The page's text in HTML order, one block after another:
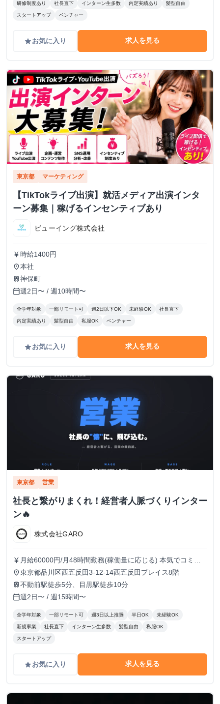
研修制度あり 社長直下 インターン生多数 内定実績あり 髪型自由
スタートアップ ベンチャー
gradeお気に入り 求人を見る
東京都 マーケティング
【TikTokライブ出演】就活メディア出演インタ
ーン募集｜稼げるインセンティブあり
ビューイング株式会社
currency_yen 時給1400円
place本社
train神保町
calendar_today週2日〜 / 週10時間〜
全学年対象 一部リモート可 週2日以下OK 未経験OK 社長直下
内定実績あり 髪型自由 私服OK ベンチャー
gradeお気に入り 求人を見る
東京都 営業
社長と繋がりまくれ！経営者人脈づくりインター
ン🔥
株式会社GARO
currency_yen 月給60000円/月48時間勤務(稼働量に応じる) 本気でコミッ
トすれば、学生でも圧倒的な実績と報酬を得られる環境で
す！
place東京都品川区西五反田3-12-14西五反田プレイス8階
train不動前駅徒歩5分、目黒駅徒歩10分
calendar_today週2日〜 / 週15時間〜
全学年対象 一部リモート可 週3日以上推奨 半日OK 未経験OK
新規事業 社長直下 インターン生多数 髪型自由 私服OK
スタートアップ
gradeお気に入り 求人を見る